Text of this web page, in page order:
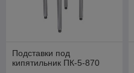
Подставки под
кипятильник ПК-5-870